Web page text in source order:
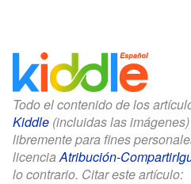
Todo el contenido de los
Kiddle (incluidas las
libremente para fines
licenciaAtribución-
lo contrario. Citar este artículo: